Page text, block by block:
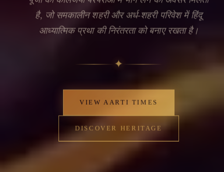
है, जो समकालीन शहरी और अर्ध-शहरी परिवेश में हिंदू
आध्यात्मिक प्रथा की निरंतरता को बनाए रखता है।
✦